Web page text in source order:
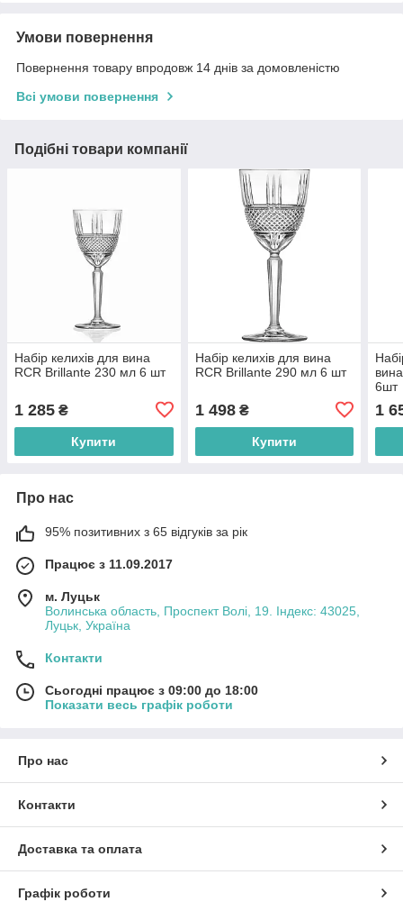
Умови повернення
Повернення товару впродовж 14 днів за домовленістю
Всі умови повернення
Подібні товари компанії
Набір келихів для вина
RCR Brillante 230 мл 6 шт
1 285 ₴
Купити
Набір келихів для вина
RCR Brillante 290 мл 6 шт
1 498₴
Купити
6шт
1
Про нас
95% позитивних з 65 відгуків за рік
Працює з 11.09.2017
м. Луцьк
Волинська область, Проспект Волі, 19. Індекс: 43025,
Луцьк, Україна
Контакти
Сьогодні працює з 09:00 до 18:00
Показати весь графік роботи
Про нас
Контакти
Доставка та оплата
Графік роботи